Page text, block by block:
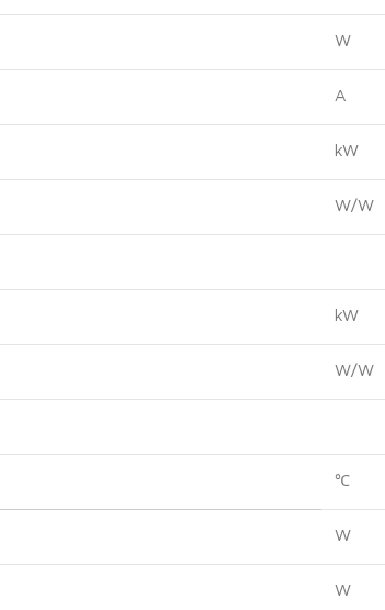
W
A
kW
W/W
kW
W/W
℃
W
W